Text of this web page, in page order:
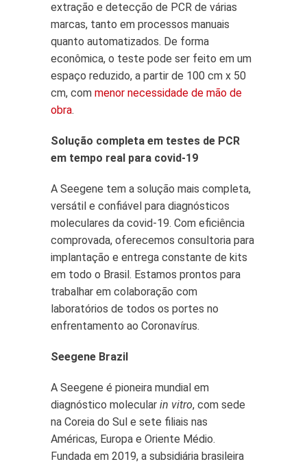
extração e detecção de PCR de várias
marcas, tanto em processos manuais
quanto automatizados. De forma
econômica, o teste pode ser feito em um
espaço reduzido, a partir de 100 cm x 50
cm, com menor necessidade de mão de
obra.
Solução completa em testes de PCR
em tempo real para covid-19
A Seegene tem a solução mais completa,
versátil e confiável para diagnósticos
moleculares da covid-19. Com eficiência
comprovada, oferecemos consultoria para
implantação e entrega constante de kits
em todo o Brasil. Estamos prontos para
trabalhar em colaboração com
laboratórios de todos os portes no
enfrentamento ao Coronavírus.
Seegene Brazil
A Seegene é pioneira mundial em
diagnóstico molecular in vitro, com sede
na Coreia do Sul e sete filiais nas
Américas, Europa e Oriente Médio.
Fundada em 2019, a subsidiária brasileira